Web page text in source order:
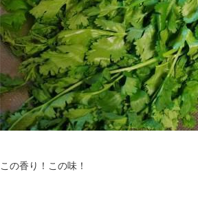
この香り！この味！